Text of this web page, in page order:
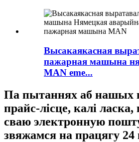
Высакаякасная
пажарная машына
MAN eme...
Па пытаннях аб нашых
прайс-лісце, калі
сваю электронную
звяжамся на працягу 24